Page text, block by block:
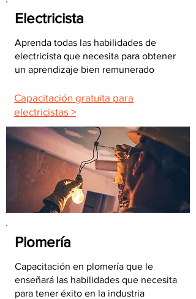
Electricista
Aprenda todas las habilidades de
electricista que necesita para obtener
un aprendizaje bien remunerado
Capacitación gratuita para
electricistas >
Plomería
Capacitación en plomería que le
enseñará las habilidades que necesita
para tener éxito en la industria